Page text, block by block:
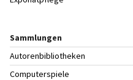
Sammlungen
Autorenbibliotheken
Computerspiele